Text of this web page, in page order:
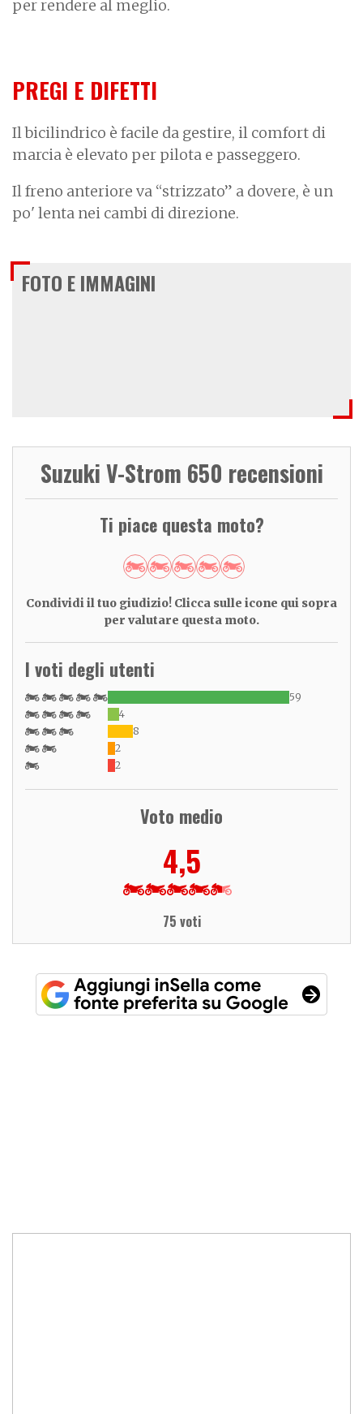
per rendere al meglio.
PREGI E DIFETTI
Il bicilindrico è facile da gestire, il comfort di
marcia è elevato per pilota e passeggero.
Il freno anteriore va “strizzato” a dovere, è un
po' lenta nei cambi di direzione.
FOTO E IMMAGINI
Suzuki V-Strom 650 recensioni
Ti piace questa moto?
Condividi il tuo giudizio! Clicca sulle icone qui sopra
per valutare questa moto.
I voti degli utenti
59
4
8
2
2
Voto medio
4,5
75 voti